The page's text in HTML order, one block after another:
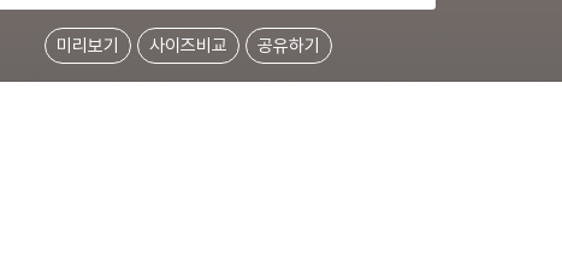
미리보기 사이즈비교 공유하기